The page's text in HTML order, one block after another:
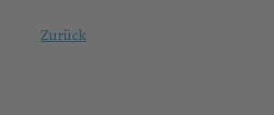
Zurück